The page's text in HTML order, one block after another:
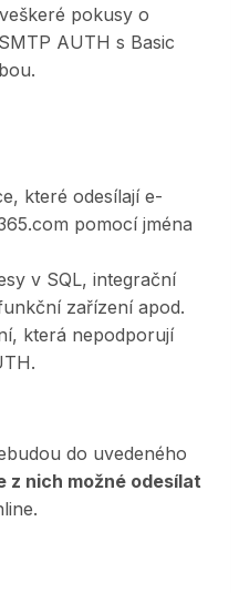
pokusy o
AUTH s Basic
které odesílají e-
pomocí jména
v SQL, integrační
zařízení apod.
která nepodporují
do uvedeného
z nich možné odesílat